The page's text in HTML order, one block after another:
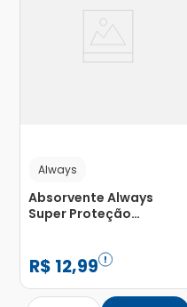
Always
Absorvente Always
Super Proteção
R$ 12,99